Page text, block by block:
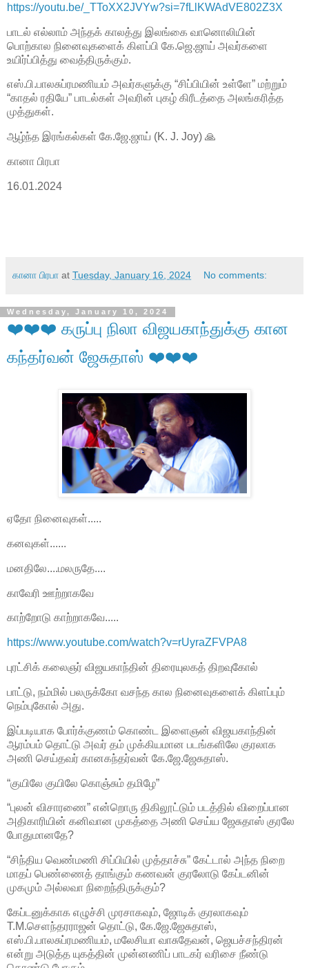
https://youtu.be/_TToXX2JVYw?si=7fLlKWAdVE802Z3X
பாடல் எல்லாம் அந்தக் காலத்து இலங்கை வானொலியின்
பொற்கால நினைவுகளைக் கிளப்பி கே.ஜெ.ஜாய் அவர்களை
உயிர்ப்பித்து வைத்திருக்கும்.
எஸ்.பி.பாலசுப்ரமணியம் அவர்களுக்கு “சிப்பியின் உள்ளே” மற்றும்
“காதல் ரதியே” பாடல்கள் அவரின் புகழ் கிரீடத்தை அலங்கரித்த
முத்துகள்.
ஆழ்ந்த இரங்கல்கள் கே.ஜே.ஜாய் (K. J. Joy) 🙏
கானா பிரபா
16.01.2024
கானா பிரபா at Tuesday, January 16, 2024 No comments:
Wednesday, January 10, 2024
❤️❤️❤️ கருப்பு நிலா விஜயகாந்துக்கு கான
கந்தர்வன் ஜேசுதாஸ் ❤️❤️❤️
ஏதோ நினைவுகள்.....
கனவுகள்......
மனதிலே....மலருதே....
காவேரி ஊற்றாகவே
காற்றோடு காற்றாகவே.....
https://www.youtube.com/watch?v=rUyraZFVPA8
புரட்சிக் கலைஞர் விஜயகாந்தின் திரையுலகத் திறவுகோல்
பாட்டு, நம்மில் பலருக்கோ வசந்த கால நினைவுகளைக் கிளப்பும்
நெம்புகோல் அது.
இப்படியாக போர்க்குணம் கொண்ட இளைஞன் விஜயகாந்தின்
ஆரம்பம் தொட்டு அவர் தம் முக்கியமான படங்களிலே குரலாக
அணி செய்தவர் கானகந்தர்வன் கே.ஜே.ஜேசுதாஸ்.
“குயிலே குயிலே கொஞ்சும் தமிழே”
“புலன் விசாரணை” என்றொரு திகிலூட்டும் படத்தில் விறைப்பான
அதிகாரியின் கனிவான முகத்தை அணி செய்ய ஜேசுதாஸ் குரலே
போதுமானதே?
“சிந்திய வெண்மணி சிப்பியில் முத்தாச்சு” கேட்டால் அந்த நிறை
மாதப் பெண்ணைத் தாங்கும் கணவன் குரலோடு கேப்டனின்
முகமும் அல்லவா நிறைந்திருக்கும்?
கேப்டனுக்காக எழுச்சி முரசாகவும், ஜோடிக் குரலாகவும்
T.M.செளந்தரராஜன் தொட்டு, கே.ஜே.ஜேசுதாஸ்,
எஸ்.பி.பாலசுப்ரமணியம், மலேசியா வாசுதேவன், ஜெயச்சந்திரன்
என்று அடுத்த யுகத்தின் முன்னணிப் பாடகர் வரிசை நீண்டு